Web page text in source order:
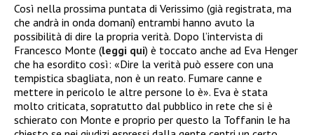
Così nella prossima puntata di Verissimo (già registrata, ma
che andrà in onda domani) entrambi hanno avuto la
possibilità di dire la propria verità. Dopo l’intervista di
Francesco Monte (leggi qui) è toccato anche ad Eva Henger
che ha esordito così: «Dire la verità può essere con una
tempistica sbagliata, non è un reato. Fumare canne e
mettere in pericolo le altre persone lo è». Eva è stata
molto criticata, sopratutto dal pubblico in rete che si è
schierato con Monte e proprio per questo la Toffanin le ha